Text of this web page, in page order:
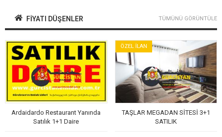
FIYATI DÜŞENLER TÜMÜNÜ GÖRÜNTÜLE
Ardaidardo Restaurant Yanında
Satılık 1+1 Daire
ÖZEL İLAN
TAŞLAR MEGADAN SİTESİ 3+1
SATILIK